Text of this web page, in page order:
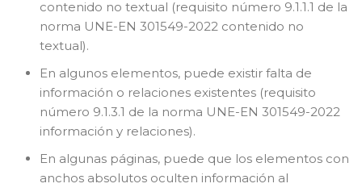
contenido no textual (requisito número 9.1.1.1 de la
norma UNE-EN 301549-2022 contenido no
textual).
En algunos elementos, puede existir falta de
información o relaciones existentes (requisito
número 9.1.3.1 de la norma UNE-EN 301549-2022
información y relaciones).
En algunas páginas, puede que los elementos con
anchos absolutos oculten información al